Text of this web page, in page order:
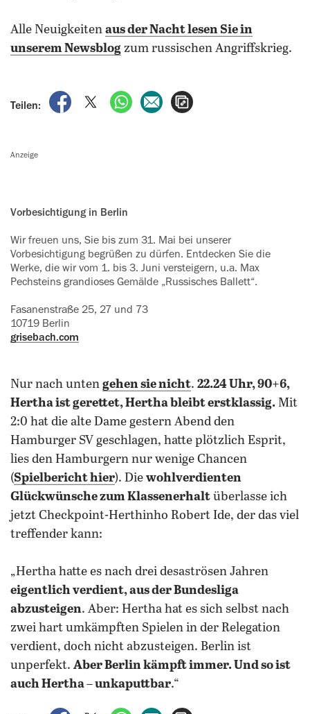
Alle Neuigkeiten aus der Nacht lesen Sie in
unserem Newsblog zum russischen Angriffskrieg.
Teilen:
auf Facebook teilen
auf X teilenper WhatsApp teilen
per E-Mail teilen
Anzeige
Vorbesichtigung in Berlin
Wir freuen uns, Sie bis zum 31. Mai bei unserer
Vorbesichtigung begrüßen zu dürfen. Entdecken Sie die
Werke, die wir vom 1. bis 3. Juni versteigern, u.a. Max
Pechsteins grandioses Gemälde „Russisches Ballett“.
Fasanenstraße 25, 27 und 73
10719 Berlin
grisebach.com
Nur nach unten gehen sie nicht. 22.24 Uhr, 90+6,
Hertha ist gerettet, Hertha bleibt erstklassig. Mit
2:0 hat die alte Dame gestern Abend den
Hamburger SV geschlagen, hatte plötzlich Esprit,
lies den Hamburgern nur wenige Chancen
(Spielbericht hier). Die wohlverdienten
Glückwünsche zum Klassenerhalt überlasse ich
jetzt Checkpoint-Herthinho Robert Ide, der das viel
treffender kann:
„Hertha hatte es nach drei desaströsen Jahren
eigentlich verdient, aus der Bundesliga
abzusteigen. Aber: Hertha hat es sich selbst nach
zwei hart umkämpften Spielen in der Relegation
verdient, doch nicht abzusteigen. Berlin ist
unperfekt. Aber Berlin kämpft immer. Und so ist
auch Hertha – unkaputtbar.“